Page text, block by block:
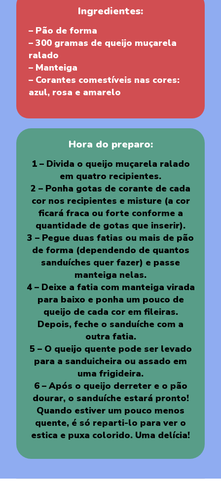
Ingredientes:
– Pão de forma
– 300 gramas de queijo muçarela
ralado
– Manteiga
– Corantes comestíveis nas cores:
azul, rosa e amarelo
Hora do preparo:
1 – Divida o queijo muçarela ralado
em quatro recipientes.
2 – Ponha gotas de corante de cada
cor nos recipientes e misture (a cor
ficará fraca ou forte conforme a
quantidade de gotas que inserir).
3 – Pegue duas fatias ou mais de pão
de forma (dependendo de quantos
sanduíches quer fazer) e passe
manteiga nelas.
4 – Deixe a fatia com manteiga virada
para baixo e ponha um pouco de
queijo de cada cor em fileiras.
Depois, feche o sanduíche com a
outra fatia.
5 – O queijo quente pode ser levado
para a sanduicheira ou assado em
uma frigideira.
6 – Após o queijo derreter e o pão
dourar, o sanduíche estará pronto!
Quando estiver um pouco menos
quente, é só reparti-lo para ver o
estica e puxa colorido. Uma delícia!